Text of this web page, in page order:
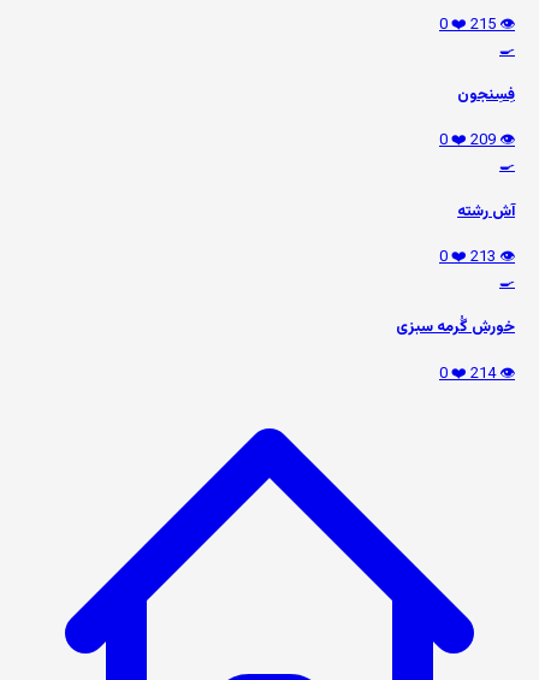
👁️ 215
❤️ 0
🍳
فِسِنجون
👁️ 209
❤️ 0
🍳
آش رشته
👁️ 213
❤️ 0
🍳
خورش گُرمه سبزی
👁️ 214
❤️ 0